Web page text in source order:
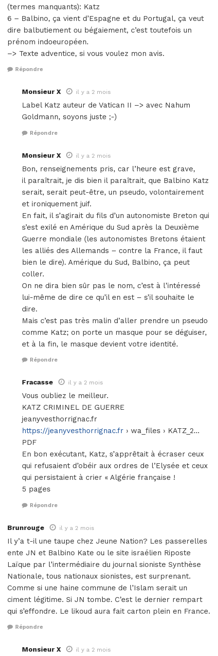
(termes manquants): Katz
6 – Balbino, ça vient d’Espagne et du Portugal, ça veut
dire balbutiement ou bégaiement, c’est toutefois un
prénom indoeuropéen.
–> Texte adventice, si vous voulez mon avis.
Répondre
Monsieur X il y a 2 mois
Label Katz auteur de Vatican II –> avec Nahum
Goldmann, soyons juste ;-)
Répondre
Monsieur X il y a 2 mois
Bon, renseignements pris, car l’heure est grave,
il paraîtrait, je dis bien il paraîtrait, que Balbino Katz
serait, serait peut-être, un pseudo, volontairement
et ironiquement juif.
En fait, il s’agirait du fils d’un autonomiste Breton qui
s’est exilé en Amérique du Sud après la Deuxième
Guerre mondiale (les autonomistes Bretons étaient
les alliés des Allemands – contre la France, il faut
bien le dire). Amérique du Sud, Balbino, ça peut
coller.
On ne dira bien sûr pas le nom, c’est à l’intéressé
lui-même de dire ce qu’il en est – s’il souhaite le
dire.
Mais c’est pas très malin d’aller prendre un pseudo
comme Katz; on porte un masque pour se déguiser,
et à la fin, le masque devient votre identité.
Répondre
Fracasse il y a 2 mois
Vous oubliez le meilleur.
KATZ CRIMINEL DE GUERRE
jeanyvesthorrignac.fr
https://jeanyvesthorrignac.fr › wa_files › KATZ_2…
PDF
En bon exécutant, Katz, s’apprêtait à écraser ceux
qui refusaient d’obéir aux ordres de l’Elysée et ceux
qui persistaient à crier « Algérie française !
5 pages
Répondre
Brunrouge il y a 2 mois
Il y’a t-il une taupe chez Jeune Nation? Les passerelles
ente JN et Balbino Kate ou le site israélien Riposte
Laïque par l’intermédiaire du journal sioniste Synthèse
Nationale, tous nationaux sionistes, est surprenant.
Comme si une haine commune de l’Islam serait un
ciment légitime. Si JN tombe. C’est le dernier rempart
qui s’effondre. Le likoud aura fait carton plein en France.
Répondre
Monsieur X il y a 2 mois